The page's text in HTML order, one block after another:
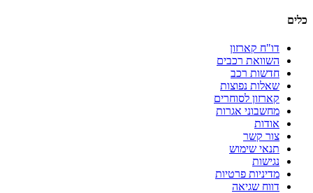
כלים
דו"ח קארזון
השוואת רכבים
חדשות רכב
שאלות נפוצות
קארזון לסוחרים
מחשבוני אגרות
אודות
צור קשר
תנאי שימוש
נגישות
מדיניות פרטיות
דווח שגיאה